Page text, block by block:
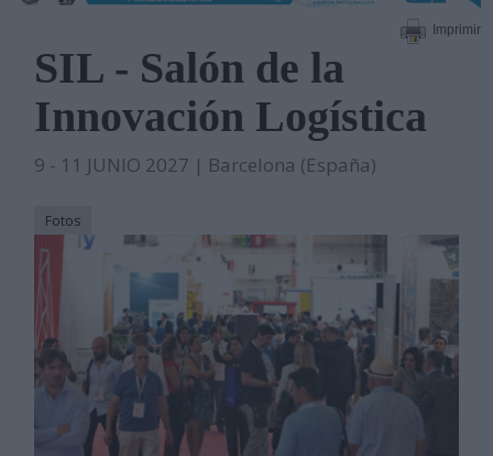
Imprimir
SIL - Salón de la
Innovación Logística
9 - 11 JUNIO 2027 | Barcelona (España)
Fotos